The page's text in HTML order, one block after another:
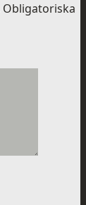
Obligatoriska